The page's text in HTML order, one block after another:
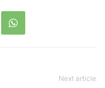
Next article